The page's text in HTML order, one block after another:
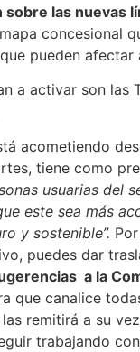
las nuevas
concesional
pueden afectar
a activar son las
acometiendo
tiene como
usuarias del
este sea más
y sostenible”.
puedes dar
a la
que canalice
remitirá a su
trabajando